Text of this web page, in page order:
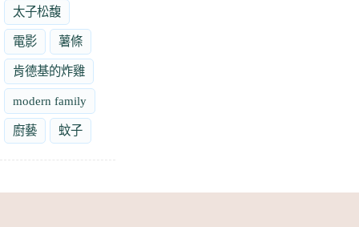
太子松馥
電影 薯條
肯德基的炸雞
modern family
廚藝 蚊子